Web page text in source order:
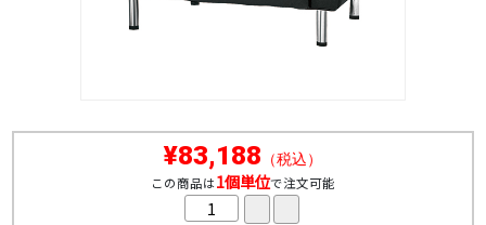
¥83,188 （税込）
この商品は1個単位で注文可能